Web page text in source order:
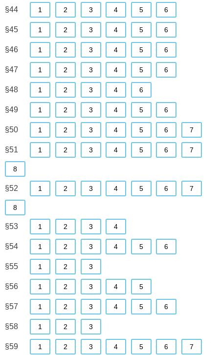
§44 1 2 3 4 5 6
§45 1 2 3 4 5 6
§46 1 2 3 4 5 6
§47 1 2 3 4 5 6
§48 1 2 3 4 6
§49 1 2 3 4 5 6
§50 1 2 3 4 5 6 7
§51 1 2 3 4 5 6 7
8
§52 1 2 3 4 5 6 7
8
§53 1 2 3 4
§54 1 2 3 4 5 6
§55 1 2 3
§56 1 2 3 4 5
§57 1 2 3 4 5 6
§58 1 2 3
§59 1 2 3 4 5 6 7